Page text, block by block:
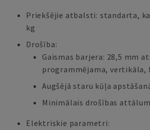
Priekšējie atbalsti: standarta,
kg
Drošība:
Gaismas barjera: 28,5 mm
programmējama, vertikāla,
Augšējā staru kūļa
Minimālais drošības
Elektriskie parametri: